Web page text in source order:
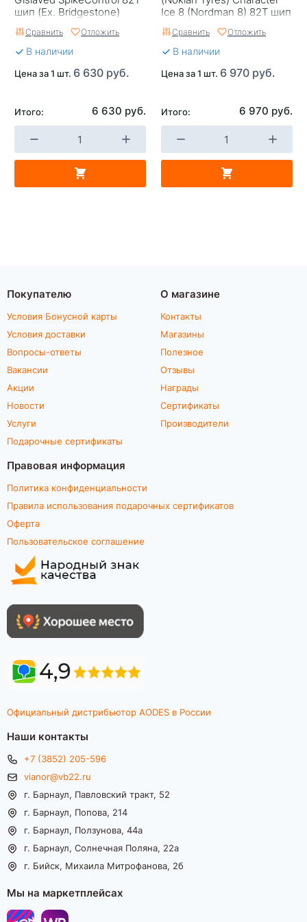
Страна изготовителя
Россия
шип (Ex. Bridgestone)
Сравнить Отложить
В наличии
Цена за 1 шт. 6 630 руб.
Итого: 6 630 руб.
Ice 8 (Nordman 8) 82T шип
Сравнить Отложить
В наличии
Цена за 1 шт. 6 970 руб.
Итого: 6 970 руб.
Покупателю
Условия Бонусной карты
Условия доставки
Вопросы-ответы
Вакансии
Акции
Новости
Услуги
Подарочные сертификаты
О магазине
Контакты
Магазины
Полезное
Отзывы
Награды
Сертификаты
Производители
Правовая информация
Политика конфиденциальности
Правила использования подарочных сертификатов
Оферта
Пользовательское соглашение
Официальный дистрибьютор AODES в России
Наши контакты
+7 (3852) 205-596
vianor@vb22.ru
г. Барнаул, Павловский тракт, 52
г. Барнаул, Попова, 214
г. Барнаул, Ползунова, 44а
г. Барнаул, Солнечная Поляна, 22а
г. Бийск, Михаила Митрофанова, 2б
Мы на маркетплейсах